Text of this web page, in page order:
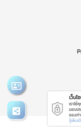
เว็บไ
เราใช้
มอบป
ของท่า
รู้เพิ่มเ